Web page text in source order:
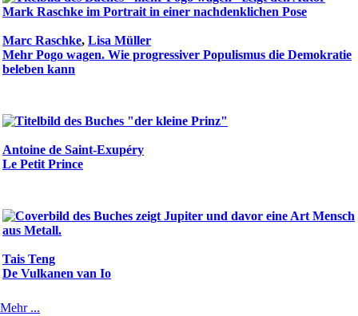
Marc Raschke, Lisa Müller
Mehr Pogo wagen. Wie progressiver Populismus die Demokratie
beleben kann
Antoine de Saint-Exupéry
Le Petit Prince
Tais Teng
De Vulkanen van Io
Mehr ...